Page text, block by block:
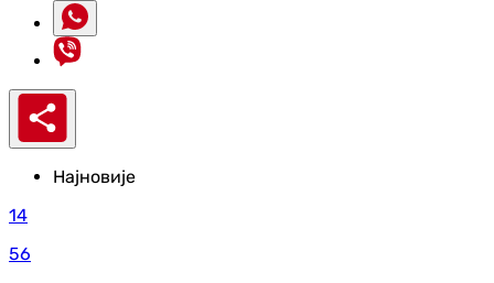
Најновије
14
56